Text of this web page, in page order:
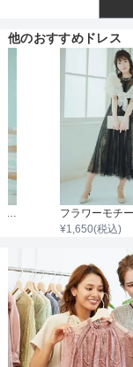
他のおすすめドレス
¥1,650(税込)